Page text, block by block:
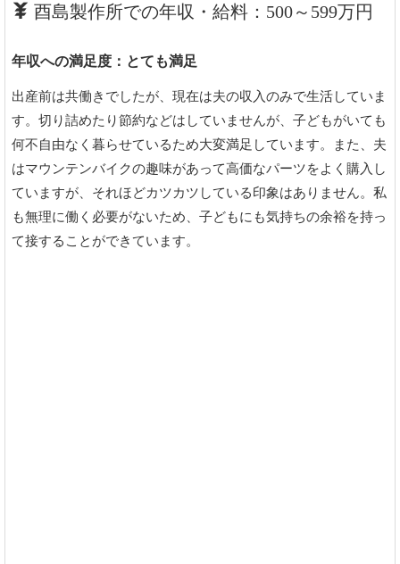
酉島製作所での年収・給料：500～599万円
年収への満足度：とても満足
出産前は共働きでしたが、現在は夫の収入のみで生活していま
す。切り詰めたり節約などはしていませんが、子どもがいても
何不自由なく暮らせているため大変満足しています。また、夫
はマウンテンバイクの趣味があって高価なパーツをよく購入し
ていますが、それほどカツカツしている印象はありません。私
も無理に働く必要がないため、子どもにも気持ちの余裕を持っ
て接することができています。